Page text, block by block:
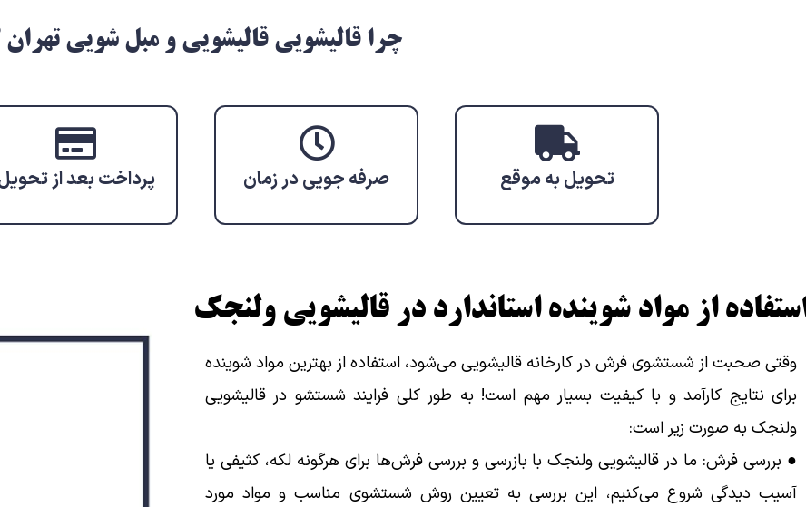
چرا قالیشویی قالیشویی و مبل شویی تهران
تحویل به موقع صرفه جویی در زمان پرداخت بعد از
از مواد شوینده استاندارد در قالیشویی ولنجک
وقتی صحبت از شستشوی فرش در کارخانه قالیشویی می‌شود، استفاده از بهترین مواد شوینده
برای نتایج کارآمد و با کیفیت بسیار مهم است! به طور کلی فرایند شستشو در قالیشویی
ولنجک به صورت زیر است:
● بررسی فرش: ما در قالیشویی ولنجک با بازرسی و بررسی فرش‌ها برای هرگونه لکه، کثیفی یا
آسیب دیدگی شروع می‌کنیم، این بررسی به تعیین روش شستشوی مناسب و مواد مورد